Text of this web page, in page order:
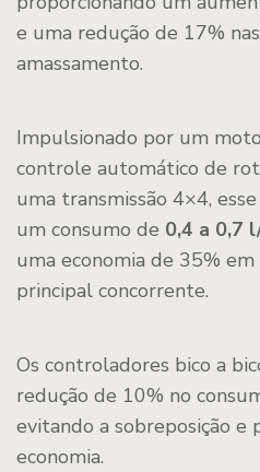
e uma redução de 17%
amassamento.
Impulsionado por um
controle automático de
uma transmissão 4×4,
um consumo de 0,4 a 0,7
uma economia de 35% em
principal concorrente.
Os controladores bico a
redução de 10% no
evitando a sobreposição e
economia.